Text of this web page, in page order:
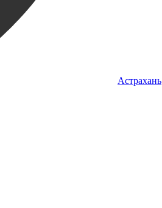
Астрахань